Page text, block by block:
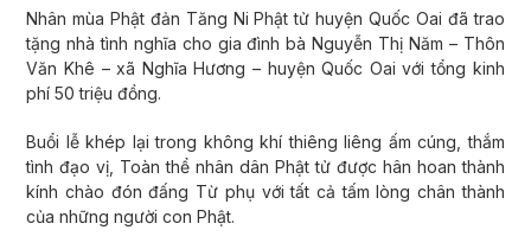
Nhân mùa Phật đản Tăng Ni Phật tử huyện Quốc Oai đã trao
tặng nhà tình nghĩa cho gia đình bà Nguyễn Thị Năm – Thôn
Văn Khê – xã Nghĩa Hương – huyện Quốc Oai với tổng kinh
phí 50 triệu đồng.
Buổi lễ khép lại trong không khí thiêng liêng ấm cúng, thắm
tình đạo vị, Toàn thể nhân dân Phật tử được hân hoan thành
kính chào đón đấng Từ phụ với tất cả tấm lòng chân thành
của những người con Phật.